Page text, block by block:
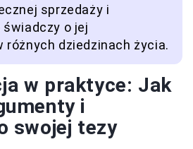
sprzedaży i
o jej
różnych dziedzinach życia.
w praktyce: Jak
i
swojej tezy